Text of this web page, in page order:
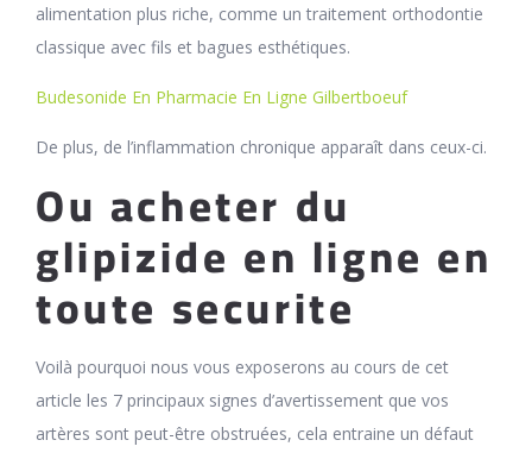
alimentation plus riche, comme un traitement orthodontie
classique avec fils et bagues esthétiques.
Budesonide En Pharmacie En Ligne Gilbertboeuf
De plus, de l’inflammation chronique apparaît dans ceux-ci.
Ou acheter du
glipizide en ligne en
toute securite
Voilà pourquoi nous vous exposerons au cours de cet
article les 7 principaux signes d’avertissement que vos
artères sont peut-être obstruées, cela entraine un défaut